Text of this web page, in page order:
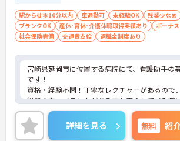
駅から徒歩10分以内 車通勤可 未経験OK 残業少なめ
ブランクOK
産休･育休･介護休暇取得実績あり
ボーナ
社会保険完備
交通費支給 退職金制度あり
宮崎県延岡市に位置する病院にて、看護助手の
です！
資格・経験不問！丁寧なレクチャーがあるので
経験の方・ブランクがある方も安心してご入職
だけます◎
ご興味ある方には、面接対策ポイントなど、さら
詳細をお話しいたしますのでお気軽にご相談く
詳細を見る 無料 紹